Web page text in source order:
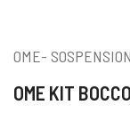
OME-
OME KIT